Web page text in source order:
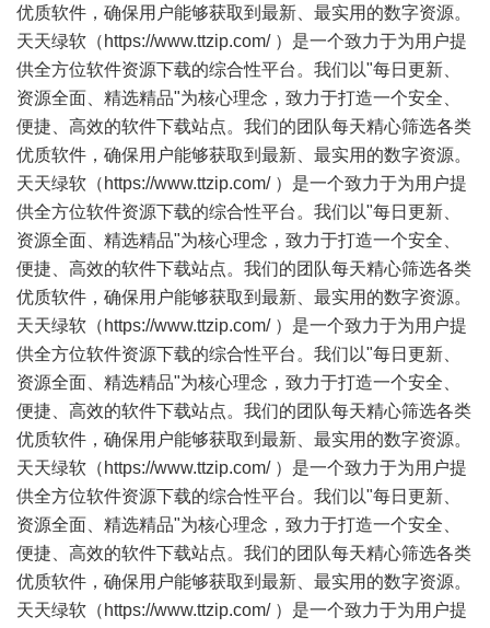
优质软件，确保用户能够获取到最新、最实用的数字资源。
天天绿软（https://www.ttzip.com/ ）是一个致力于为用户提
供全方位软件资源下载的综合性平台。我们以"每日更新、
资源全面、精选精品"为核心理念，致力于打造一个安全、
便捷、高效的软件下载站点。我们的团队每天精心筛选各类
优质软件，确保用户能够获取到最新、最实用的数字资源。
天天绿软（https://www.ttzip.com/ ）是一个致力于为用户提
供全方位软件资源下载的综合性平台。我们以"每日更新、
资源全面、精选精品"为核心理念，致力于打造一个安全、
便捷、高效的软件下载站点。我们的团队每天精心筛选各类
优质软件，确保用户能够获取到最新、最实用的数字资源。
天天绿软（https://www.ttzip.com/ ）是一个致力于为用户提
供全方位软件资源下载的综合性平台。我们以"每日更新、
资源全面、精选精品"为核心理念，致力于打造一个安全、
便捷、高效的软件下载站点。我们的团队每天精心筛选各类
优质软件，确保用户能够获取到最新、最实用的数字资源。
天天绿软（https://www.ttzip.com/ ）是一个致力于为用户提
供全方位软件资源下载的综合性平台。我们以"每日更新、
资源全面、精选精品"为核心理念，致力于打造一个安全、
便捷、高效的软件下载站点。我们的团队每天精心筛选各类
优质软件，确保用户能够获取到最新、最实用的数字资源。
天天绿软（https://www.ttzip.com/ ）是一个致力于为用户提